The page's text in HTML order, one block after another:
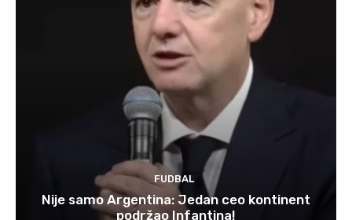
FUDBAL
Nije samo Argentina: Jedan ceo kontinent
podržao Infantina!